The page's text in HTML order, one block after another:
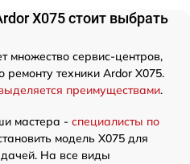
X075 стоит выбрать
множество сервис-центров,
техники Ardor X075.
преимуществами.
мастера - специалисты по
модель X075 для
На все виды